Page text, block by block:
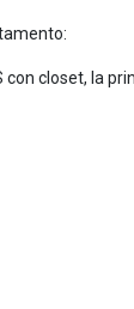
con closet, la